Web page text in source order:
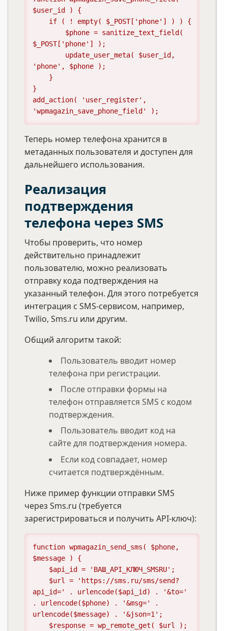
$user_id ) {
$_POST['phone'] );
'phone', $phone );
}
add_action( 'user_register',
'wpmagazin_save_phone_field' );
Теперь номер телефона хранится в
метаданных пользователя и доступен для
дальнейшего использования.
Реализация
подтверждения
телефона через SMS
Чтобы проверить, что номер
действительно принадлежит
пользователю, можно реализовать
отправку кода подтверждения на
указанный телефон. Для этого потребуется
интеграция с SMS-сервисом, например,
Twilio, Sms.ru или другим.
Общий алгоритм такой:
Пользователь вводит номер
телефона при регистрации.
После отправки формы на
телефон отправляется SMS с кодом
подтверждения.
Пользователь вводит код на
сайте для подтверждения номера.
Если код совпадает, номер
считается подтверждённым.
Ниже пример функции отправки SMS
через Sms.ru (требуется
зарегистрироваться и получить API-ключ):
function wpmagazin_send_sms( $phone,
$message ) {
api_id=' . urlencode($api_id) . '&to='
. urlencode($phone) . '&msg=' .
urlencode($message) . '&json=1';